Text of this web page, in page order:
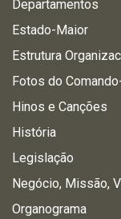
Departamentos
Estado-Maior
Estrutura
Fotos do
Hinos e Canções
História
Legislação
Negócio, Missão,
Organograma